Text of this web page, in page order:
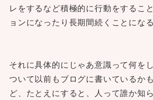
レをするなど積極的に行動をするこ
ョンになったり長期間続くことにな
それに具体的にじゃあ意識って何を
ついて以前もブログに書いているか
ど、たとえにすると、人って誰か知